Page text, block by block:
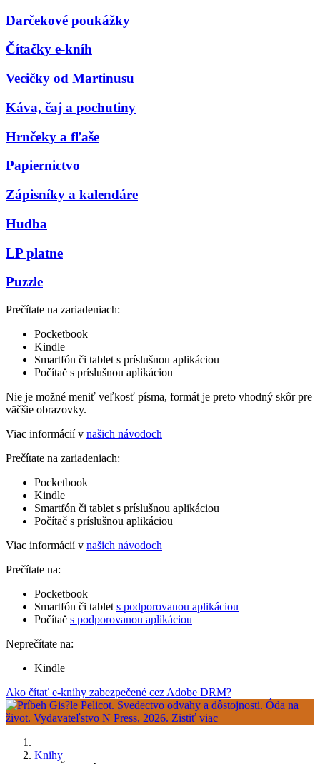
Darčekové poukážky
Čítačky e-kníh
Vecičky od Martinusu
Káva, čaj a pochutiny
Hrnčeky a fľaše
Papiernictvo
Zápisníky a kalendáre
Hudba
LP platne
Puzzle
Prečítate na zariadeniach:
Pocketbook
Kindle
Smartfón či tablet s príslušnou aplikáciou
Počítač s príslušnou aplikáciou
Nie je možné meniť veľkosť písma, formát je preto vhodný skôr pre
väčšie obrazovky.
Viac informácií v našich návodoch
Prečítate na zariadeniach:
Pocketbook
Kindle
Smartfón či tablet s príslušnou aplikáciou
Počítač s príslušnou aplikáciou
Viac informácií v našich návodoch
Prečítate na:
Pocketbook
Smartfón či tablet s podporovanou aplikáciou
Počítač s podporovanou aplikáciou
Neprečítate na:
Kindle
Ako čítať e-knihy zabezpečené cez Adobe DRM?
Knihy